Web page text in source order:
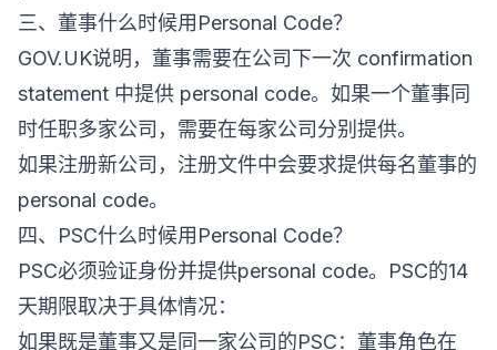
三、董事什么时候用Personal Code？
GOV.UK说明，董事需要在公司下一次 confirmation
statement 中提供 personal code。如果一个董事同
时任职多家公司，需要在每家公司分别提供。
如果注册新公司，注册文件中会要求提供每名董事的
personal code。
四、PSC什么时候用Personal Code？
PSC必须验证身份并提供personal code。PSC的14
天期限取决于具体情况：
如果既是董事又是同一家公司的PSC：董事角色在